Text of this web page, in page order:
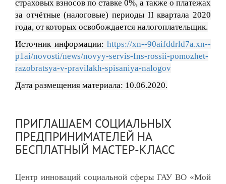
страховых взносов по ставке 0%, а также о платежах
за отчётные (налоговые) периоды II квартала 2020
года, от которых освобождается налогоплательщик.
Источник информации: https://xn--90aifddrld7a.xn--
p1ai/novosti/news/novyy-servis-fns-rossii-pomozhet-
razobratsya-v-pravilakh-spisaniya-nalogov
Дата размещения материала: 10.06.2020.
ПРИГЛАШАЕМ СОЦИАЛЬНЫХ
ПРЕДПРИНИМАТЕЛЕЙ НА
БЕСПЛАТНЫЙ МАСТЕР-КЛАСС
Центр инноваций социальной сферы ГАУ ВО «Мой